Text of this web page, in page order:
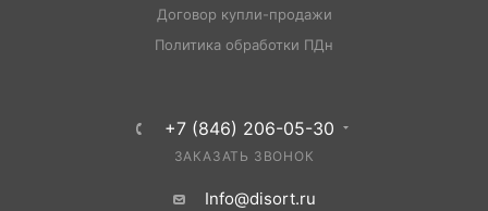
Договор купли-продажи
Политика обработки ПДн
+7 (846) 206-05-30
ЗАКАЗАТЬ ЗВОНОК
Info@disort.ru